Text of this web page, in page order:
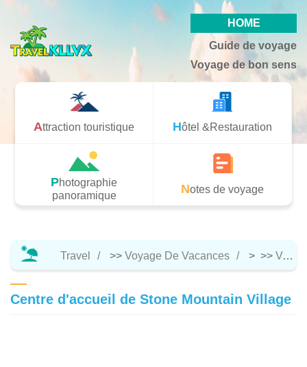
HOME
Guide de voyage
Voyage de bon sens
Attraction touristique Hôtel &Restauration
Photographie
panoramique
Notes de voyage
Travel >> Voyage De Vacances > >> Voyage De Bon Sens
Centre d'accueil de Stone Mountain Village